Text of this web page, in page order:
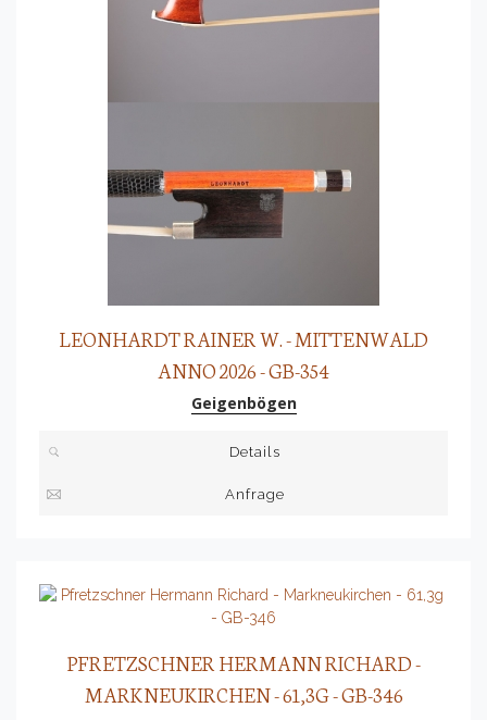
LEONHARDT RAINER W. - MITTENWALD
ANNO 2026 - GB-354
Geigenbögen
Details
Anfrage
PFRETZSCHNER HERMANN RICHARD -
MARKNEUKIRCHEN - 61,3G - GB-346